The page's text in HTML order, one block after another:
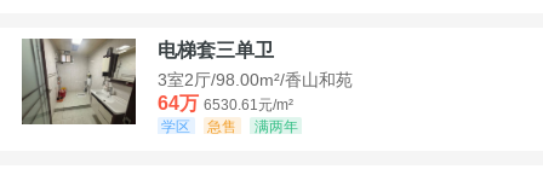
电梯套三单卫
3室2厅/98.00m²/香山和苑
64万 6530.61元/m²
学区
急售 满两年